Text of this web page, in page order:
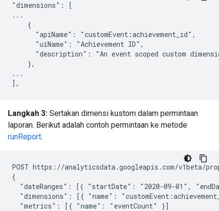
"dimensions": [
...
    {
      "apiName": "customEvent:achievement_id",
      "uiName": "Achievement ID",
"description": "An event scoped custom
    },
...
Langkah 3: Sertakan dimensi kustom dalam permintaan
laporan. Berikut adalah contoh permintaan ke metode
runReport.
POST https://analyticsdata.googleapis.com/v1beta/
{
"dateRanges": [{ "startDate": "2020-09-01",
"dimensions": [{ "name":
  "metrics": [{ "name": "eventCount" }]